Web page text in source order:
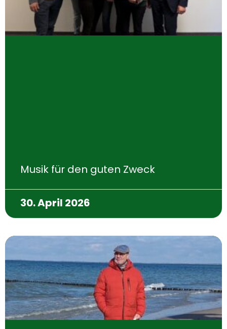
Musik für den guten Zweck
30. April 2026